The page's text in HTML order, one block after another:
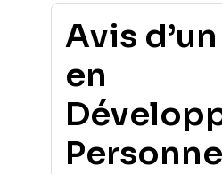
Avis
en
Personnel